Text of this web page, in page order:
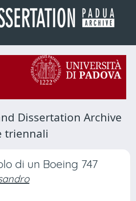
Dissertation Archive
triennali
di un Boeing 747